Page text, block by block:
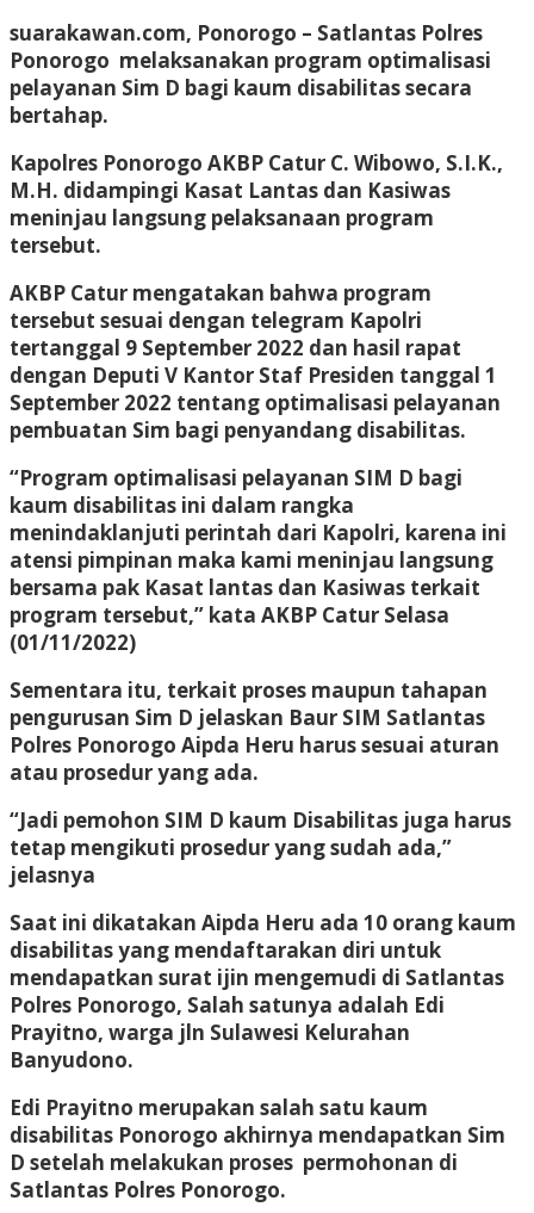
suarakawan.com, Ponorogo – Satlantas Polres
Ponorogo melaksanakan program optimalisasi
pelayanan Sim D bagi kaum disabilitas secara
bertahap.
Kapolres Ponorogo AKBP Catur C. Wibowo, S.I.K.,
M.H. didampingi Kasat Lantas dan Kasiwas
meninjau langsung pelaksanaan program
tersebut.
AKBP Catur mengatakan bahwa program
tersebut sesuai dengan telegram Kapolri
tertanggal 9 September 2022 dan hasil rapat
dengan Deputi V Kantor Staf Presiden tanggal 1
September 2022 tentang optimalisasi pelayanan
pembuatan Sim bagi penyandang disabilitas.
“Program optimalisasi pelayanan SIM D bagi
kaum disabilitas ini dalam rangka
menindaklanjuti perintah dari Kapolri, karena ini
atensi pimpinan maka kami meninjau langsung
bersama pak Kasat lantas dan Kasiwas terkait
program tersebut,” kata AKBP Catur Selasa
(01/11/2022)
Sementara itu, terkait proses maupun tahapan
pengurusan Sim D jelaskan Baur SIM Satlantas
Polres Ponorogo Aipda Heru harus sesuai aturan
atau prosedur yang ada.
“Jadi pemohon SIM D kaum Disabilitas juga harus
tetap mengikuti prosedur yang sudah ada,”
jelasnya
Saat ini dikatakan Aipda Heru ada 10 orang kaum
disabilitas yang mendaftarakan diri untuk
mendapatkan surat ijin mengemudi di Satlantas
Polres Ponorogo, Salah satunya adalah Edi
Prayitno, warga jln Sulawesi Kelurahan
Banyudono.
Edi Prayitno merupakan salah satu kaum
disabilitas Ponorogo akhirnya mendapatkan Sim
D setelah melakukan proses permohonan di
Satlantas Polres Ponorogo.